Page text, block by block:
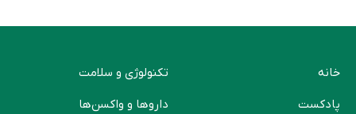
خانه
پادکست
تکنولوژی و سلامت
دارو‌ها و واکسن‌ها